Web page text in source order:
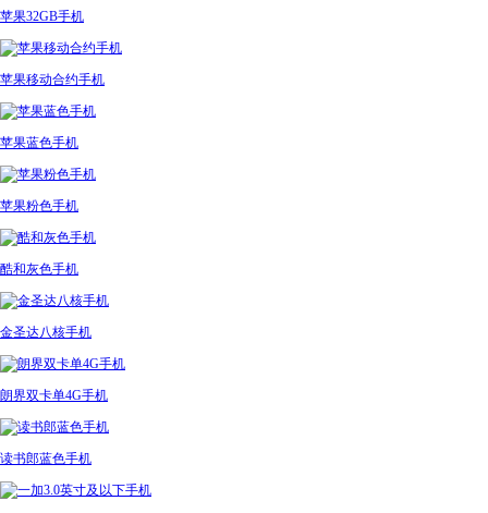
苹果32GB手机
苹果移动合约手机
苹果蓝色手机
苹果粉色手机
酷和灰色手机
金圣达八核手机
朗界双卡单4G手机
读书郎蓝色手机